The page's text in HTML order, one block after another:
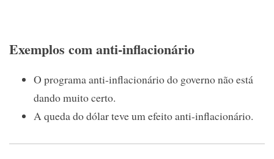
Exemplos com anti-inflacionário
O programa anti-inflacionário do governo não está
dando muito certo.
A queda do dólar teve um efeito anti-inflacionário.